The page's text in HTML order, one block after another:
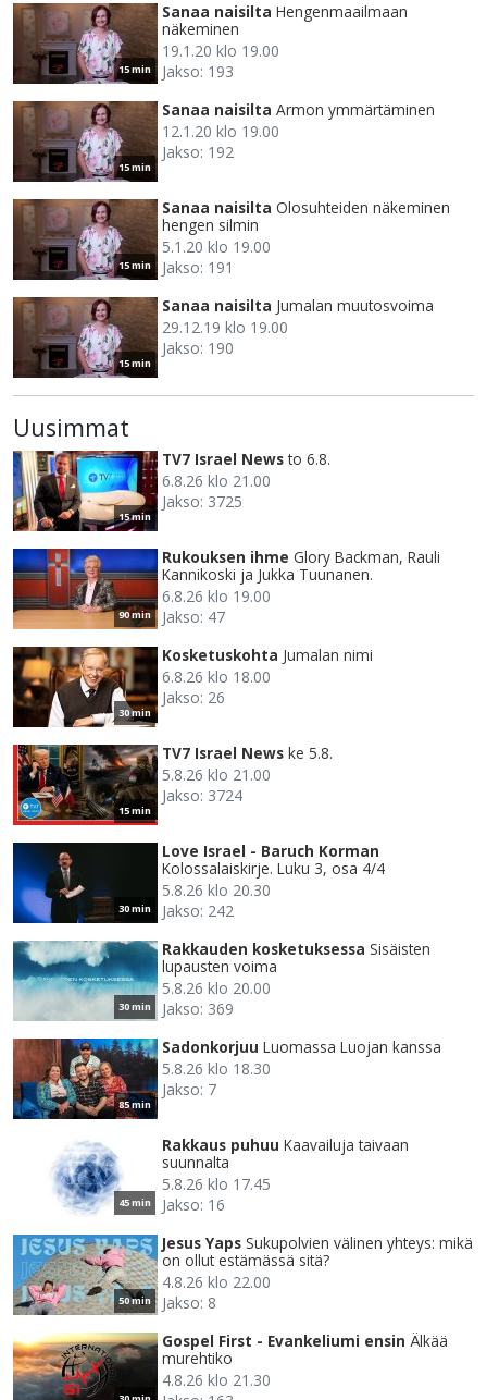
15 min
Sanaa naisilta Hengenmaailmaan
näkeminen
19.1.20 klo 19.00
Jakso: 193
15 min
Sanaa naisilta Armon ymmärtäminen
12.1.20 klo 19.00
Jakso: 192
15 min
Sanaa naisilta Olosuhteiden näkeminen
hengen silmin
5.1.20 klo 19.00
Jakso: 191
15 min
Sanaa naisilta Jumalan muutosvoima
29.12.19 klo 19.00
Jakso: 190
Uusimmat
15 min
TV7 Israel News to 6.8.
6.8.26 klo 21.00
Jakso: 3725
90 min
Rukouksen ihme Glory Backman, Rauli
Kannikoski ja Jukka Tuunanen.
6.8.26 klo 19.00
Jakso: 47
30 min
Kosketuskohta Jumalan nimi
6.8.26 klo 18.00
Jakso: 26
15 min
TV7 Israel News ke 5.8.
5.8.26 klo 21.00
Jakso: 3724
30 min
Love Israel - Baruch Korman
Kolossalaiskirje. Luku 3, osa 4/4
5.8.26 klo 20.30
Jakso: 242
30 min
Rakkauden kosketuksessa Sisäisten
lupausten voima
5.8.26 klo 20.00
Jakso: 369
85 min
Sadonkorjuu Luomassa Luojan kanssa
5.8.26 klo 18.30
Jakso: 7
45 min
Rakkaus puhuu Kaavailuja taivaan
suunnalta
5.8.26 klo 17.45
Jakso: 16
50 min
Jesus Yaps Sukupolvien välinen yhteys: mikä
on ollut estämässä sitä?
4.8.26 klo 22.00
Jakso: 8
Gospel First - Evankeliumi ensin Älkää
murehtiko
4.8.26 klo 21.30